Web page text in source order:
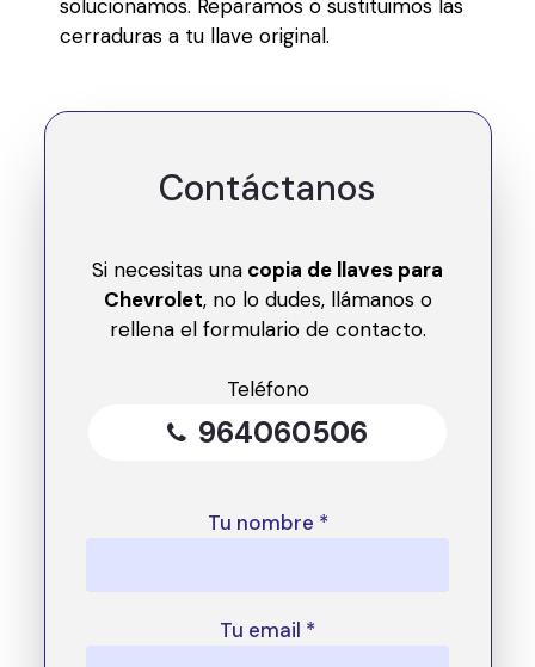
solucionamos. Reparamos o sustituimos las
cerraduras a tu llave original.
Contáctanos
Si necesitas una copia de llaves para
Chevrolet, no lo dudes, llámanos o
rellena el formulario de contacto.
Teléfono
964060506
Tu nombre *
Tu email *